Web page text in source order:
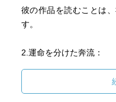
彼の作品を読むことは
す。
2.運命を分けた奔流：
『奔流の海』は、静岡
爪痕から始まります。